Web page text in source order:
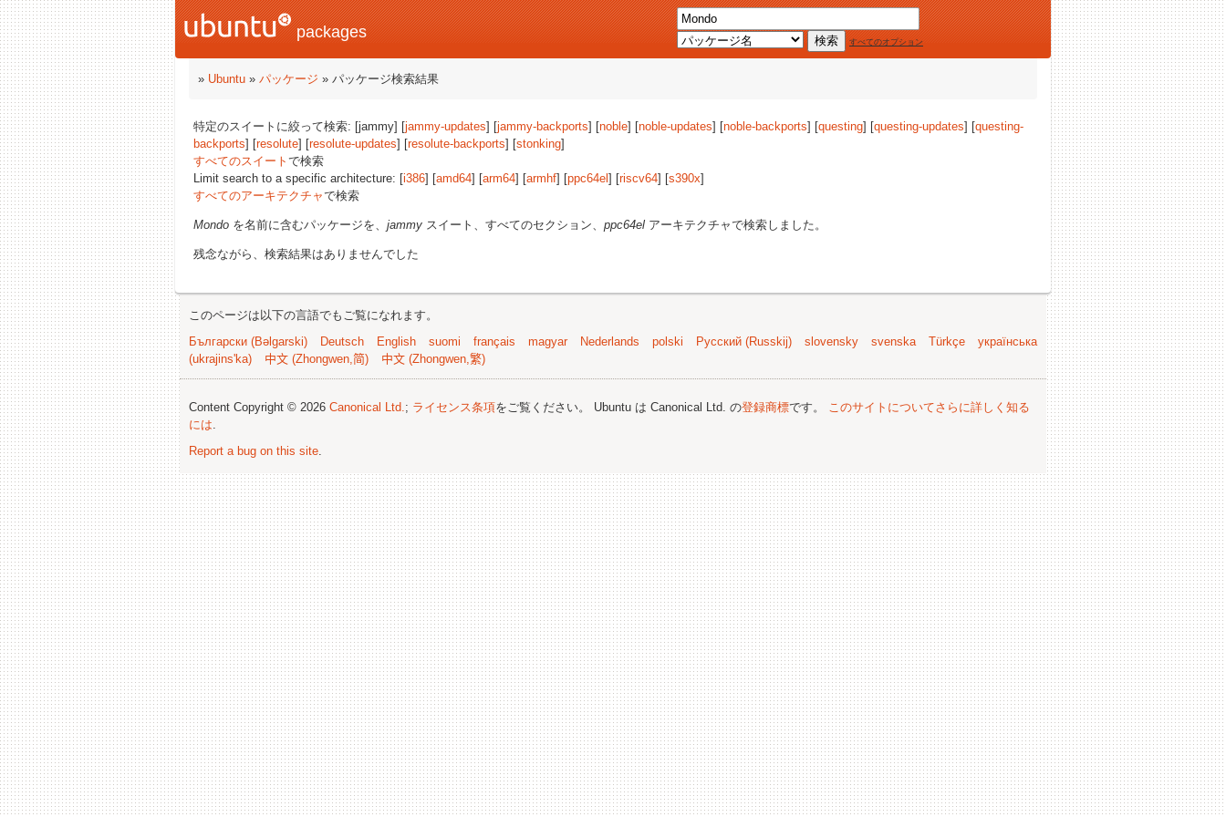
packages
すべてのオプション
» Ubuntu » パッケージ » パッケージ検索結果
特定のスイートに絞って検索: [jammy] [jammy-updates] [jammy-backports] [noble] [noble-updates] [noble-backports] [questing] [questing-updates] [questing-
backports] [resolute] [resolute-updates] [resolute-backports] [stonking]
すべてのスイート で検索
Limit search to a specific architecture: [i386] [amd64] [arm64] [armhf] [ppc64el ] [riscv64] [s390x]
すべてのアーキテクチャで検索
Mondo を名前に含むパッケージを、 jammy スイート、すべてのセクション、 ppc64el アーキテクチャで検索しました。
残念ながら、検索結果はありませんでした
このページは以下の言語でもご覧になれます。
Български (Bəlgarski)
Deutsch English suomi français magyar Nederlands polski Русский (Russkij) slovensky svenska Türkçe
українська
(ukrajins'ka)
中文 (Zhongwen,简) 中文 (Zhongwen,繁)
Content Copyright © 2026 Canonical Ltd.; ライセンス条項をご覧ください。 Ubuntu は Canonical Ltd. の登録商標です。 このサイトについてさらに詳しく知る
には.
Report a bug on this site.